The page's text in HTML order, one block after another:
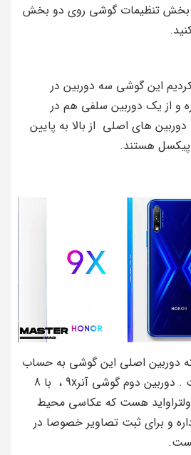
بخش تنظیمات گوشی روی دو بخش
کردیم این گوشی سه دوربین در
از یک دوربین سلفی هم در
های اصلی از بالا به پایین
که دوربین اصلی این گوشی به حساب
میاد دارای لنز واید هست . دوربین دوم گوشی آنر9x ، با 8
هست که عکاسی محیط
و برای ثبت تصاویر خصوصا در